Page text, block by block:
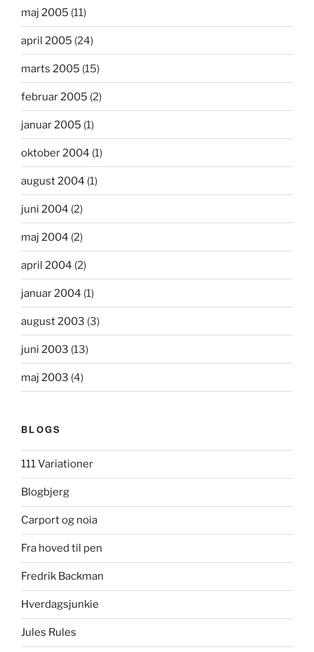
maj 2005 (11)
april 2005 (24)
marts 2005 (15)
februar 2005 (2)
januar 2005 (1)
oktober 2004 (1)
august 2004 (1)
juni 2004 (2)
maj 2004 (2)
april 2004 (2)
januar 2004 (1)
august 2003 (3)
juni 2003 (13)
maj 2003 (4)
BLOGS
111 Variationer
Blogbjerg
Carport og noia
Fra hoved til pen
Fredrik Backman
Hverdagsjunkie
Jules Rules